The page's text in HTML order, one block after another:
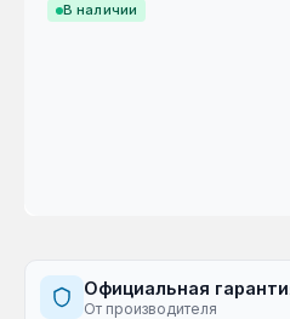
В наличии
Официальная
От производителя